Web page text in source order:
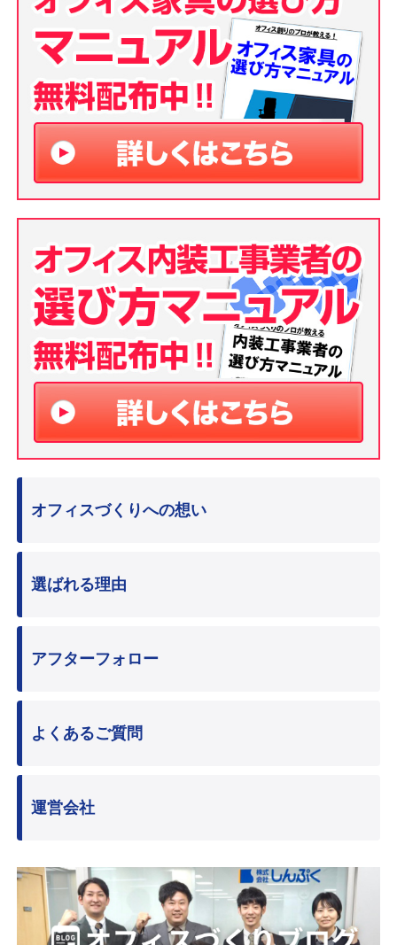
オフィスづくりへの想い
選ばれる理由
アフターフォロー
よくあるご質問
運営会社